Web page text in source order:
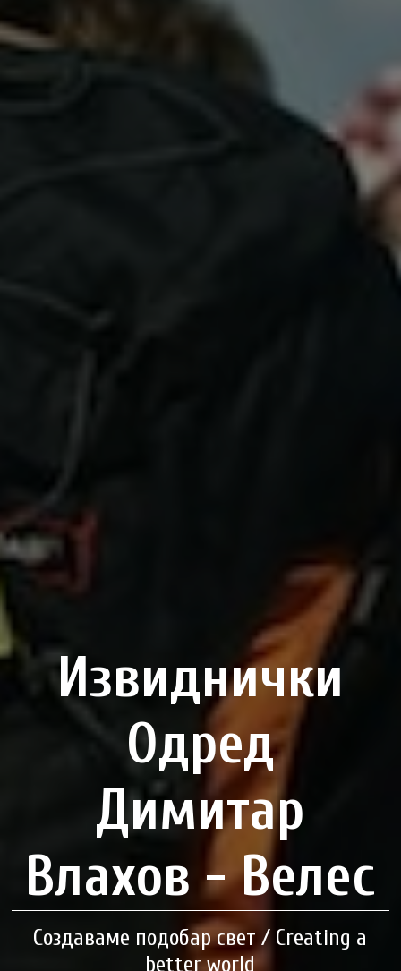
Извиднички
Одред
Димитар
Влахов - Велес
Создаваме подобар свет / Creating a
better world